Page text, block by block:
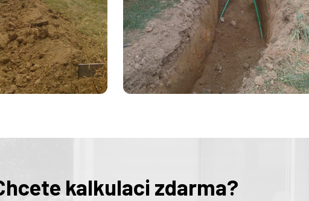
kalkulaci zdarma?